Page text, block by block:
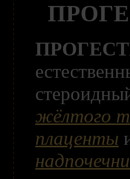
жёлтого
плаценты